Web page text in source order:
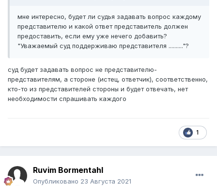
мне интересно, будет ли судья задавать вопрос каждому
представителю и какой ответ представитель должен
предоставить, если ему уже нечего добавить?
"Уважаемый суд поддерживаю представителя .........."?
суд будет задавать вопрос не представителю-
представителям, а стороне (истец, ответчик), соответственно,
кто-то из представителей стороны и будет отвечать, нет
необходимости спрашивать каждого
1
Ruvim Bormentahl
Опубликовано 23 Августа 2021